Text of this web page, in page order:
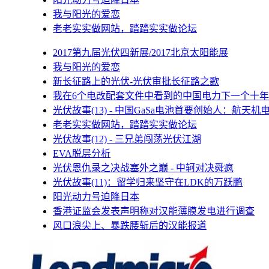
我与阳光的爱恋
老老实实做网站，踏踏实实做论坛
2017第九届光伏四新展/2017北京太阳能展
我与阳光的爱恋
新长征路上的光伏-光伏审批长征路之歌
我在6个电改配套文件中看到的中国电力下一个十年
光伏故事(13) - 中国GaSa电池首要创始人：航天机
老老实实做网站，踏踏实实做论坛
光伏故事(12) - 三兄弟闯荡光伏江湖
EVA脱层分析
光伏恩仇录之决战塞外之巅 - 中轲对决舜疯
光伏故事(11)：留学归来坚守在LDK的万跃鹏
阳光动力号迫降日本
香港证监会发表声明称对汉能薄膜发电进行调查
风口浪尖上、暴跌腰斩后的汉能报道